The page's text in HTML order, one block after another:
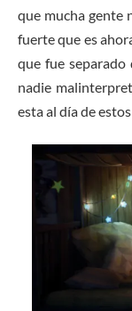
que mucha gente
fuerte que es
que fue separado
nadie
esta al día de